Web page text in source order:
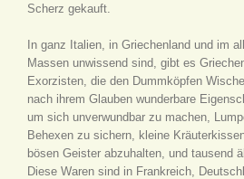
Scherz gekauft.
In ganz Italien, in Griechenland und im
Massen unwissend sind, gibt es
Exorzisten, die den Dummköpfen
nach ihrem Glauben wunderbare
um sich unverwundbar zu machen,
Behexen zu sichern, kleine
bösen Geister abzuhalten, und tausend
Diese Waren sind in Frankreich,